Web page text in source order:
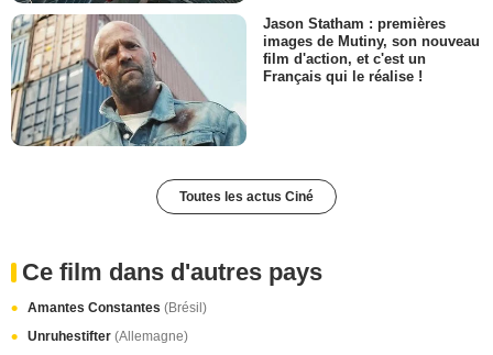
Jason Statham : premières
images de Mutiny, son nouveau
film d'action, et c'est un
Français qui le réalise !
Toutes les actus Ciné
Ce film dans d'autres pays
Amantes Constantes (Brésil)
Unruhestifter (Allemagne)